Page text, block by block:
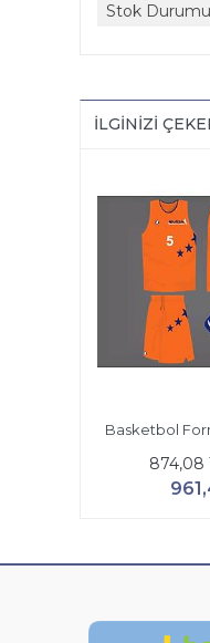
Stok Durumu
İLGINIZI
Basketbol
874,08